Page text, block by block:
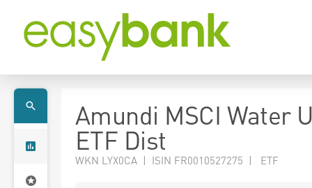
Amundi MSCI Water
ETF Dist
WKN LYX0CA | ISIN FR0010527275 | ETF